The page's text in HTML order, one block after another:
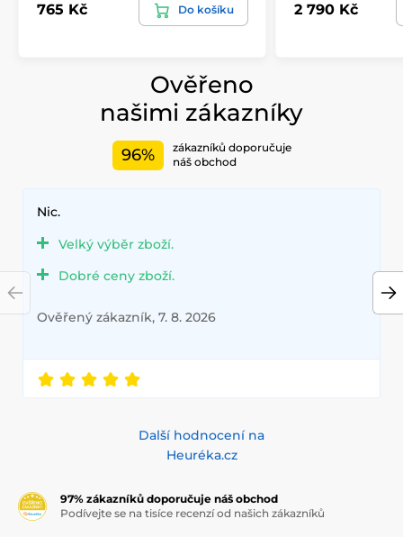
765 Kč Do košíku 2 790 Kč
Ověřeno
našimi zákazníky
96%
zákazníků doporučuje
náš obchod
Nic.
Velký výběr zboží.
Dobré ceny zboží.
Ověřený zákazník, 7. 8. 2026
Další hodnocení na
Heuréka.cz
97% zákazníků doporučuje náš obchod
Podívejte se na tisíce recenzí od našich zákazníků